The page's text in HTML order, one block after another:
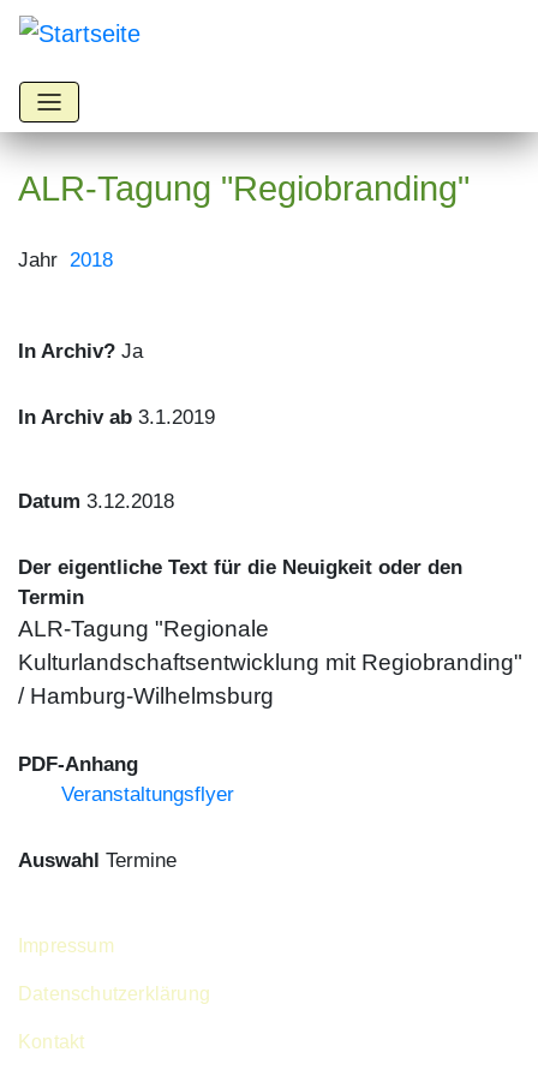
ALR-Tagung "Regiobranding"
Jahr 2018
In Archiv? Ja
In Archiv ab 3.1.2019
Datum 3.12.2018
Der eigentliche Text für die Neuigkeit oder den
Termin
ALR-Tagung "Regionale
Kulturlandschaftsentwicklung mit Regiobranding"
/ Hamburg-Wilhelmsburg
PDF-Anhang
Veranstaltungsflyer
Auswahl Termine
Footer menu
Impressum
Datenschutzerklärung
Kontakt